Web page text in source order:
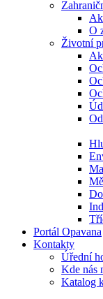
O
Životní
Portál Opavana
Kontakty
Úřední
Kde nás
Katalog